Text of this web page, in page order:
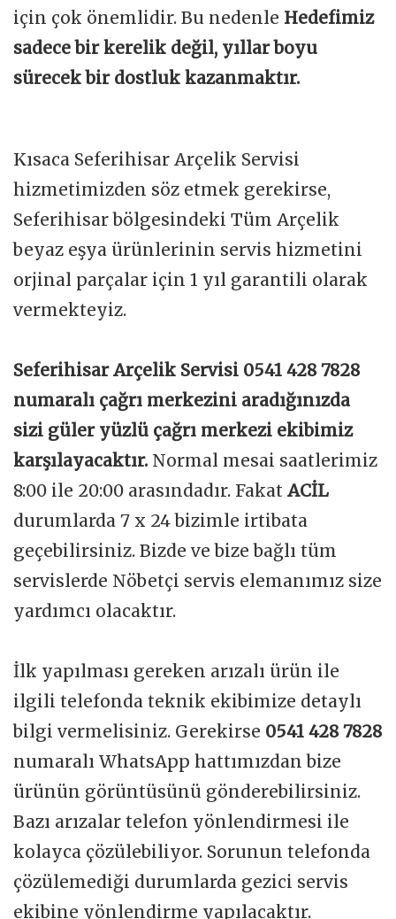
için çok önemlidir. Bu nedenle Hedefimiz
sadece bir kerelik değil, yıllar boyu
sürecek bir dostluk kazanmaktır.
Kısaca Seferihisar Arçelik Servisi
hizmetimizden söz etmek gerekirse,
Seferihisar bölgesindeki Tüm Arçelik
beyaz eşya ürünlerinin servis hizmetini
orjinal parçalar için 1 yıl garantili olarak
vermekteyiz.
Seferihisar Arçelik Servisi 0541 428 7828
numaralı çağrı merkezini aradığınızda
sizi güler yüzlü çağrı merkezi ekibimiz
karşılayacaktır. Normal mesai saatlerimiz
8:00 ile 20:00 arasındadır. Fakat ACİL
durumlarda 7 x 24 bizimle irtibata
geçebilirsiniz. Bizde ve bize bağlı tüm
servislerde Nöbetçi servis elemanımız size
yardımcı olacaktır.
İlk yapılması gereken arızalı ürün ile
ilgili telefonda teknik ekibimize detaylı
bilgi vermelisiniz. Gerekirse 0541 428 7828
numaralı WhatsApp hattımızdan bize
ürünün görüntüsünü gönderebilirsiniz.
Bazı arızalar telefon yönlendirmesi ile
kolayca çözülebiliyor. Sorunun telefonda
çözülemediği durumlarda gezici servis
ekibine yönlendirme yapılacaktır.